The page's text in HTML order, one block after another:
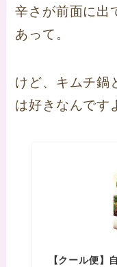
辛さが前面に出
あって。
けど、キムチ鍋
は好きなんです
【クール便